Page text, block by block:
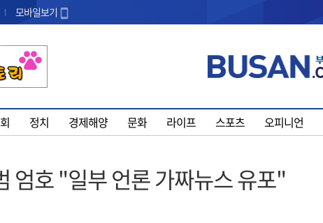
모바일보기
정치 경제해양 문화 라이프 스포츠 오피니언
엄호 "일부 언론 가짜뉴스 유포"